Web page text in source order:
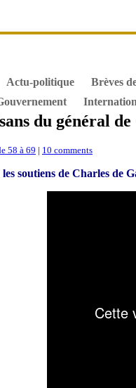
Actu-politique Brèves
du général de
58 à 69 | 10 comments
soutiens de Charles